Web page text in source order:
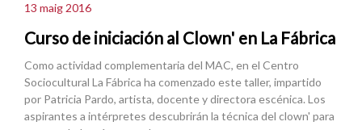
13 maig 2016
Curso de iniciación al Clown' en La Fábrica
Como actividad complementaria del MAC, en el Centro
Sociocultural La Fábrica ha comenzado este taller, impartido
por Patricia Pardo, artista, docente y directora escénica. Los
aspirantes a intérpretes descubrirán la técnica del clown' para